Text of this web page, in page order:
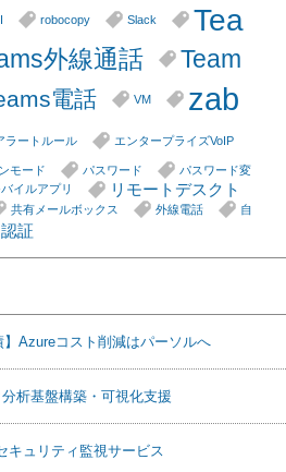
robocopy Slack
Tea
外線通話
Team
電話 VM
zab
ラートルール エンタープライズVoIP
モード パスワード
パスワード変
イルアプリ
リモートデスクト
共有メールボックス 外線電話
自
認証
】Azureコスト削減はパーソルへ
析基盤構築・可視化支援
キュリティ監視サービス